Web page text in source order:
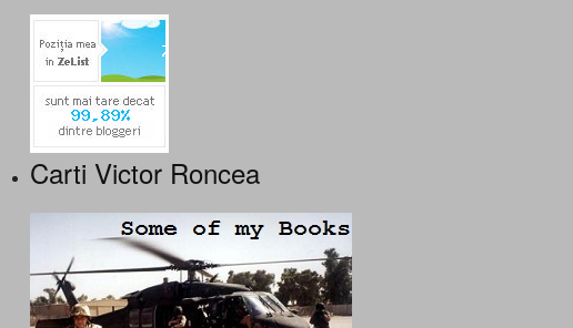
Carti Victor Roncea